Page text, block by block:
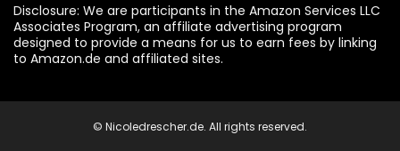
Disclosure: We are participants in the Amazon Services LLC
Associates Program, an affiliate advertising program
designed to provide a means for us to earn fees by linking
to Amazon.de and affiliated sites.
© Nicoledrescher.de. All rights reserved.